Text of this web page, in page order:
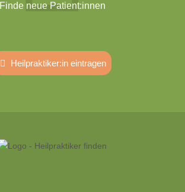
Finde neue Patient:innen
Heilpraktiker:in eintragen